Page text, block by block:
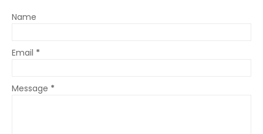
Name
Email *
Message *